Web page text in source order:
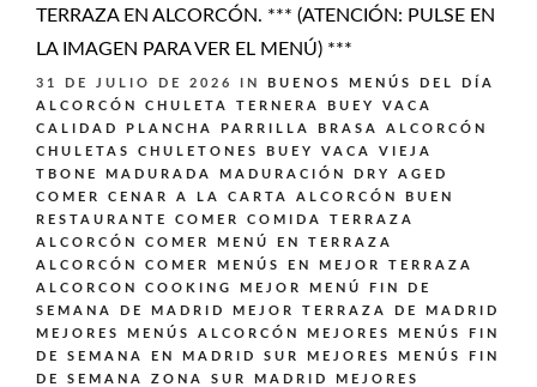
TERRAZA EN ALCORCÓN. *** (ATENCIÓN: PULSE EN
LA IMAGEN PARA VER EL MENÚ) ***
31 DE JULIO DE 2026 IN
BUENOS MENÚS DEL DÍA
ALCORCÓN
CHULETA TERNERA BUEY VACA
CALIDAD PLANCHA PARRILLA BRASA ALCORCÓN
CHULETAS CHULETONES BUEY VACA VIEJA
TBONE MADURADA MADURACIÓN DRY AGED
COMER CENAR A LA CARTA ALCORCÓN BUEN
RESTAURANTE
COMER COMIDA TERRAZA
ALCORCÓN
COMER MENÚ EN TERRAZA
ALCORCÓN
COMER MENÚS EN MEJOR TERRAZA
ALCORCON
COOKING
MEJOR MENÚ FIN DE
SEMANA DE MADRID
MEJOR TERRAZA DE MADRID
MEJORES MENÚS ALCORCÓN
MEJORES MENÚS FIN
DE SEMANA EN MADRID SUR
MEJORES MENÚS FIN
DE SEMANA ZONA SUR MADRID
MEJORES